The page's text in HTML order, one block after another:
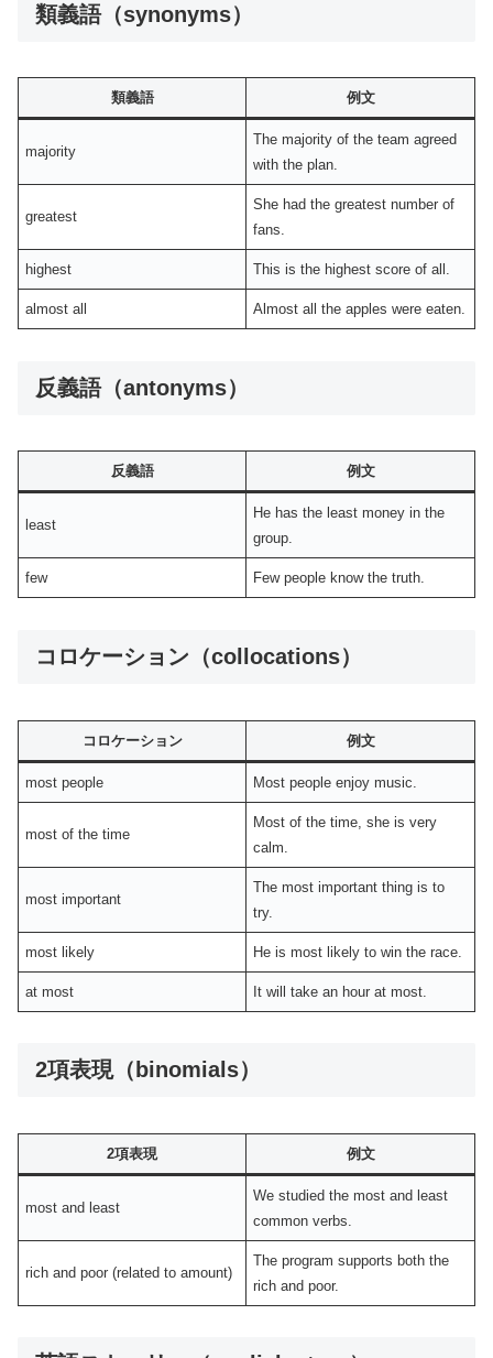
類義語（synonyms）
類義語 例文
majority
The majority of the team agreed
with the plan.
greatest
She had the greatest number of
fans.
highest This is the highest score of all.
almost all Almost all the apples were eaten.
反義語（antonyms）
反義語 例文
least
He has the least money in the
group.
few Few people know the truth.
コロケーション（collocations）
コロケーション 例文
most people Most people enjoy music.
most of the time
Most of the time, she is very
calm.
most important
The most important thing is to
try.
most likely He is most likely to win the race.
at most It will take an hour at most.
2項表現（binomials）
2項表現 例文
most and least
We studied the most and least
common verbs.
rich and poor (related to amount)
The program supports both the
rich and poor.